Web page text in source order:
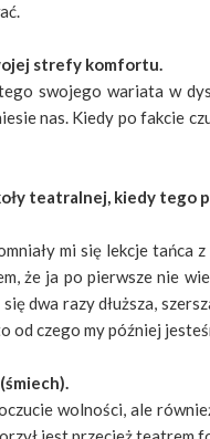
strefy komfortu.
swojego wariata w
nas. Kiedy po fakcie
teatralnej, kiedy tego
mi się lekcje
że ja po pierwsze nie
dwa razy dłuższa,
od czego my później
wolności, ale